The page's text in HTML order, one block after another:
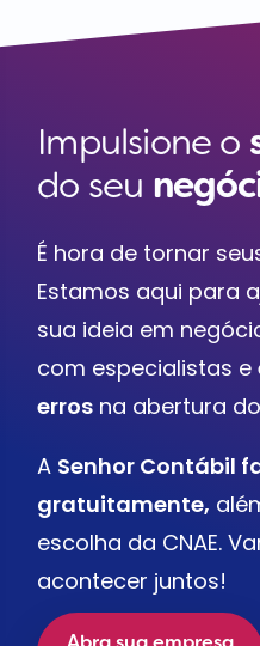
Impulsione o
do seu
É hora de tornar
Estamos aqui para
sua ideia em
com especialistas e
erros na abertura do
A Senhor Contábil
gratuitamente,
escolha da CNAE.
acontecer juntos!